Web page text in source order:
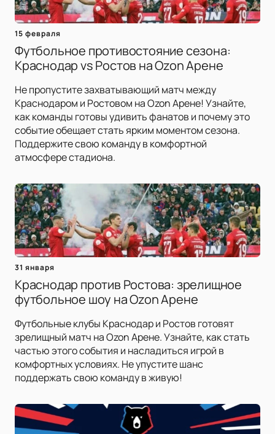
15 февраля
Футбольное противостояние сезона:
Краснодар vs Ростов на Ozon Арене
Не пропустите захватывающий матч между
Краснодаром и Ростовом на Ozon Арене! Узнайте,
как команды готовы удивить фанатов и почему это
событие обещает стать ярким моментом сезона.
Поддержите свою команду в комфортной
атмосфере стадиона.
31 января
Краснодар против Ростова: зрелищное
футбольное шоу на Ozon Арене
Футбольные клубы Краснодар и Ростов готовят
зрелищный матч на Ozon Арене. Узнайте, как стать
частью этого события и насладиться игрой в
комфортных условиях. Не упустите шанс
поддержать свою команду в живую!